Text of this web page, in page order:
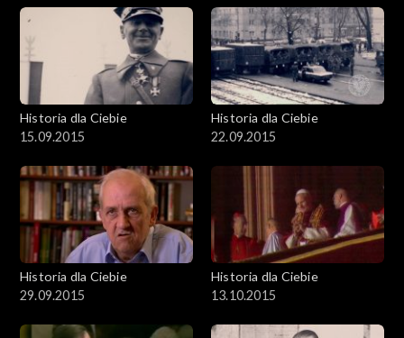
Historia dla Ciebie
15.09.2015
Historia dla Ciebie
22.09.2015
Historia dla Ciebie
29.09.2015
Historia dla Ciebie
13.10.2015